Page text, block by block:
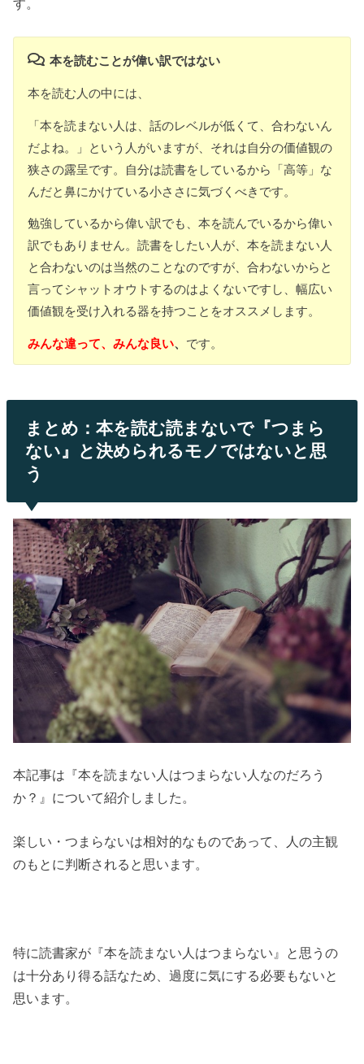
す。
本を読むことが偉い訳ではない
本を読む人の中には、
「本を読まない人は、話のレベルが低くて、合わないん
だよね。」という人がいますが、それは自分の価値観の
狭さの露呈です。自分は読書をしているから「高等」な
んだと鼻にかけている小ささに気づくべきです。
勉強しているから偉い訳でも、本を読んでいるから偉い
訳でもありません。読書をしたい人が、本を読まない人
と合わないのは当然のことなのですが、合わないからと
言ってシャットオウトするのはよくないですし、幅広い
価値観を受け入れる器を持つことをオススメします。
みんな違って、みんな良い、 です。
まとめ：本を読む読まないで『つまら
ない』と決められるモノではないと思
う
本記事は『本を読まない人はつまらない人なのだろう
か？ 』について紹介しました。
楽しい・つまらないは相対的なものであって、人の主観
のもとに判断されると思います。
特に読書家が『本を読まない人はつまらない』と思うの
は十分あり得る話なため、過度に気にする必要もないと
思います。